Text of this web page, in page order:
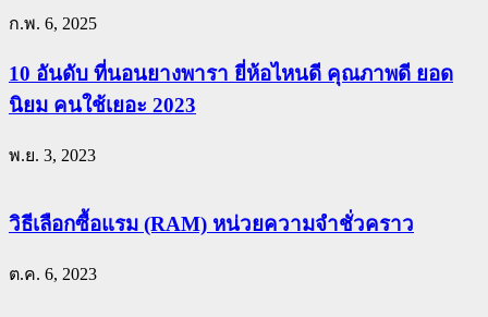
ก.พ. 6, 2025
10 อันดับ ที่นอนยางพารา ยี่ห้อไหนดี คุณภาพดี ยอด
นิยม คนใช้เยอะ 2023
พ.ย. 3, 2023
วิธีเลือกซื้อแรม (RAM) หน่วยความจำชั่วคราว
ต.ค. 6, 2023